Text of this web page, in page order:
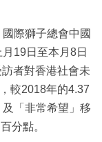
際獅子總會中國
19日至本月8日
者對香港社會未
較2018年的4.37
「非常希望」移
分點。